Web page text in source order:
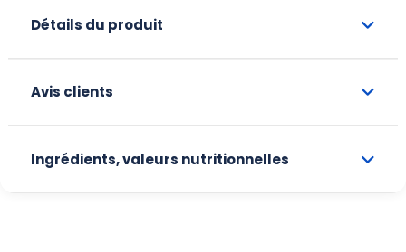
Détails du produit
Avis clients
Ingrédients, valeurs nutritionnelles